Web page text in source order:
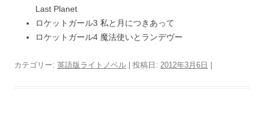
Last Planet
ロケットガール3 私と月につきあって
ロケットガール4 魔法使いとランデヴー
カテゴリー: 英語版ライトノベル | 投稿日: 2012年3月6日